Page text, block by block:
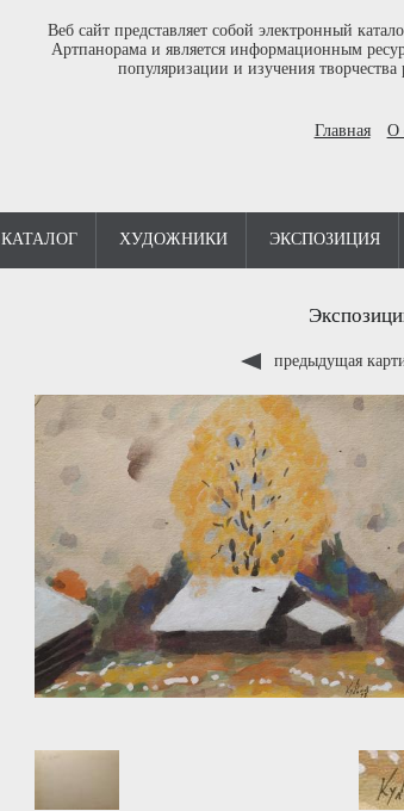
Веб сайт представляет собой электронный
Артпанорама и является информационным
популяризации и изучения творчества
Главная О
КАТАЛОГ ХУДОЖНИКИ ЭКСПОЗИЦИЯ
предыдущая